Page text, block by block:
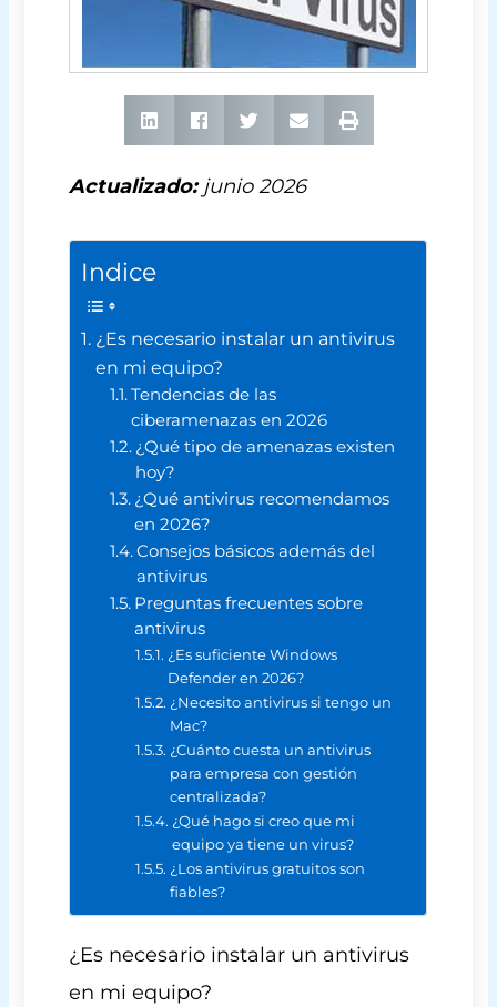
Actualizado:junio 2026
Indice
¿Es necesario instalar un antivirus
en mi equipo?
Tendencias de las
ciberamenazas en 2026
¿Qué tipo de amenazas existen
hoy?
¿Qué antivirus recomendamos
en 2026?
Consejos básicos además del
antivirus
Preguntas frecuentes sobre
antivirus
¿Es suficiente Windows
Defender en 2026?
¿Necesito antivirus si tengo un
Mac?
¿Cuánto cuesta un antivirus
para empresa con gestión
centralizada?
¿Qué hago si creo que mi
equipo ya tiene un virus?
¿Los antivirus gratuitos son
fiables?
¿Es necesario instalar un antivirus
en mi equipo?